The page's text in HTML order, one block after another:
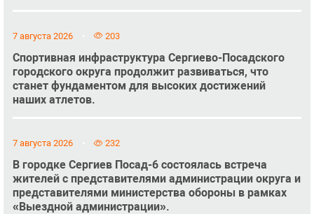
7 августа 2026 203
Спортивная инфраструктура Сергиево-Посадского
городского округа продолжит развиваться, что
станет фундаментом для высоких достижений
наших атлетов.
7 августа 2026 232
В городке Сергиев Посад-6 состоялась встреча
жителей с представителями администрации округа и
представителями министерства обороны в рамках
«Выездной администрации».